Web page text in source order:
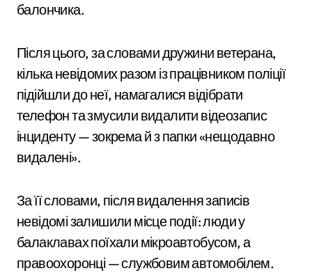
балончика.
Після цього, за словами дружини ветерана,
кілька невідомих разом із працівником поліції
підійшли до неї, намагалися відібрати
телефон та змусили видалити відеозапис
інциденту — зокрема й з папки «нещодавно
видалені».
За її словами, після видалення записів
невідомі залишили місце події: люди у
балаклавах поїхали мікроавтобусом, а
правоохоронці — службовим автомобілем.